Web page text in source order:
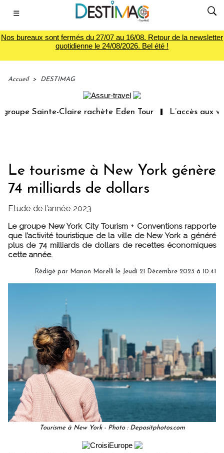
☰
Nos bureaux sont fermés du 27/07 au 16/08. Retour de la newsletter
quotidienne le 24/08/2026. Bel été !
Accueil > DESTIMAG
Sainte-Claire rachète Eden Tour L’accès aux
Le tourisme à New York génère
74 milliards de dollars
Etude de l’année 2023
Le groupe New York City Tourism + Conventions rapporte
que l’activité touristique de la ville de New York a généré
plus de 74 milliards de dollars de recettes économiques
cette année.
Rédigé par Manon Morelli le Jeudi 21 Décembre 2023 à 10:41
Tourisme à New York - Photo : Depositphotos.com